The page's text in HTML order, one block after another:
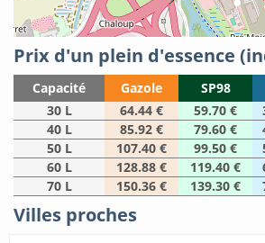
Prix d'un plein d'essence
Capacité Gazole SP98
30 L
64.44 € 59.70 €
40 L
85.92 € 79.60 €
50 L
107.40 € 99.50 €
60 L
128.88 € 119.40 €
70 L
150.36 € 139.30 €
Villes proches